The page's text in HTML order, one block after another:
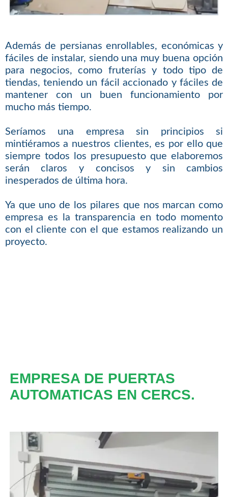
Además de persianas enrollables, económicas y
fáciles de instalar, siendo una muy buena opción
para negocios, como fruterías y todo tipo de
tiendas, teniendo un fácil accionado y fáciles de
mantener con un buen funcionamiento por
mucho más tiempo.
Seríamos una empresa sin principios si
mintiéramos a nuestros clientes, es por ello que
siempre todos los presupuesto que elaboremos
serán claros y concisos y sin cambios
inesperados de última hora.
Ya que uno de los pilares que nos marcan como
empresa es la transparencia en todo momento
con el cliente con el que estamos realizando un
proyecto.
EMPRESA DE PUERTAS
AUTOMATICAS EN CERCS.